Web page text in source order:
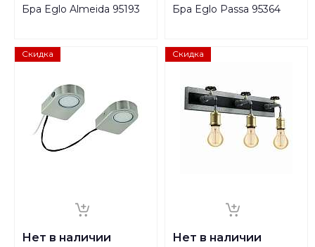
Бра Eglo Almeida 95193 Бра Eglo Passa 95364
Скидка
Нет в наличии
Скидка
Нет в наличии